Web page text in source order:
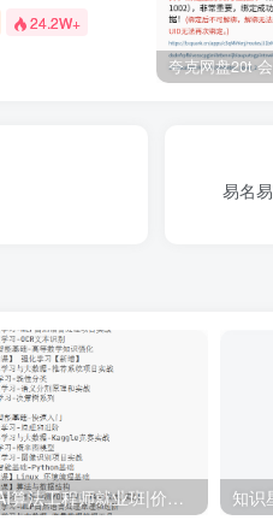
24.2W+
夸克网盘20t
易名
百战-AI算法工程师就业班|价值18980元|冲击百万年薪|完结无秘